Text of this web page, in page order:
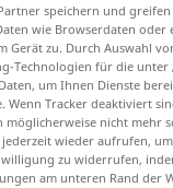
Bulgarisch
speichern und
wie Browserdaten oder
Gerät zu. Durch Auswahl
Technologien für die unter
um Ihnen Dienste
Wenn Tracker deaktiviert
möglicherweise nicht mehr
wieder aufrufen,
zu widerrufen,
am unteren Rand der